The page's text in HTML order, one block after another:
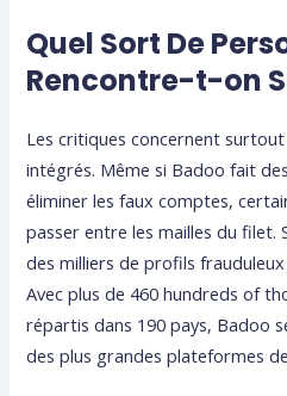
Quel Sort De
Rencontre-t-on
Les critiques concernent
intégrés. Même si Badoo fait
éliminer les faux comptes,
passer entre les mailles du filet.
des milliers de profils
Avec plus de 460 hundreds of
répartis dans 190 pays, Badoo
des plus grandes plateformes